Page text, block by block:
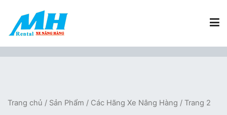
nội
Xe Nâng Hàng MH Rental
Trang chủ / Sản Phẩm / Các Hãng Xe Nâng Hàng / Trang 2